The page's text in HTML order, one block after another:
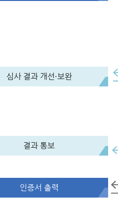
심사 결과 개선·보완
결과 통보
인증서 출력